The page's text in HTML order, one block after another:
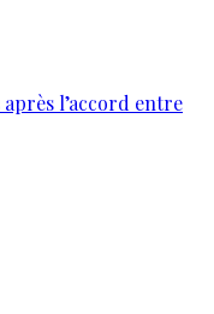
l’accord entre